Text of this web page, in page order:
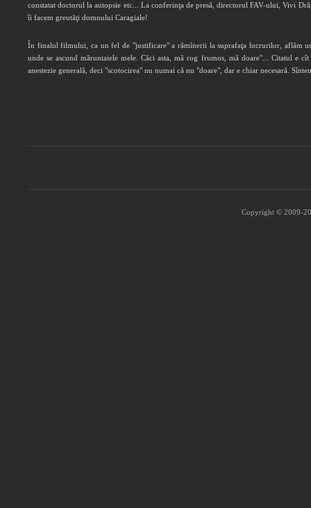
constatat doctorul la autopsie etc... La conferinţa de presă, directorul FAV-ului, Vivi
îi facem greutăţi domnului Caragiale!
În finalul filmului, ca un fel de "justificare" a rămînerii la suprafaţa lucrurilor, aflăm
unde se ascund măruntaiele mele. Căci asta, mă rog frumos, mă doare"... Citatul e
anestezie generală, deci "scotocirea" nu numai că nu "doare", dar e chiar necesară.
Copyright © 2009-